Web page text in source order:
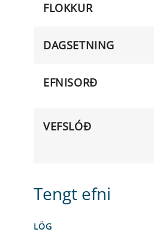
FLOKKUR
DAGSETNING
EFNISORÐ
VEFSLÓÐ
Tengt efni
LÖG